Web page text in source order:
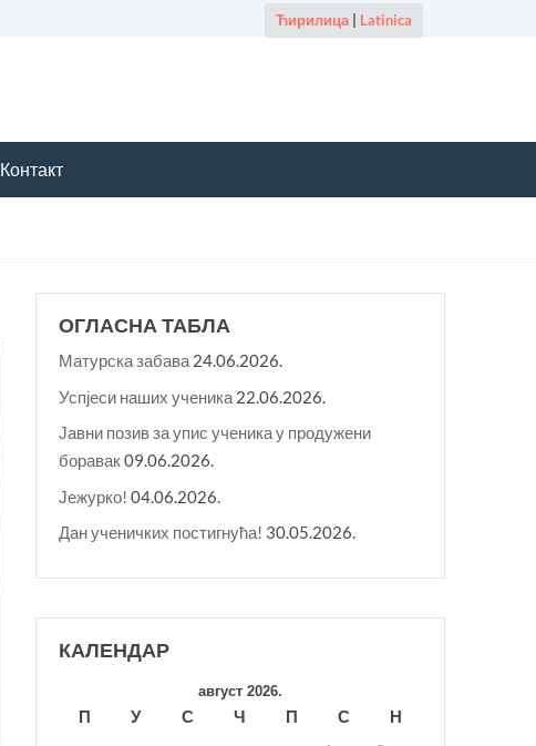
Ћирилица| Latinica
Контакт
ОГЛАСНА ТАБЛА
Матурска забава 24.06.2026.
Успјеси наших ученика 22.06.2026.
Јавни позив за упис ученика у продужени
боравак09.06.2026.
Јежурко! 04.06.2026.
Дан ученичких постигнућа! 30.05.2026.
КАЛЕНДАР
август 2026.
П У С Ч П С
Н